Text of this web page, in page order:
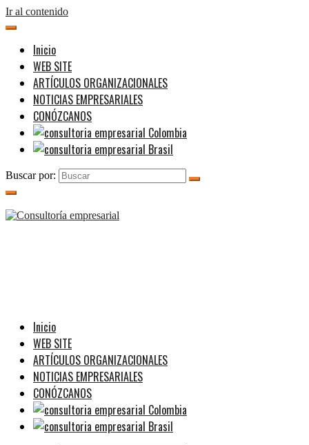
Ir al contenido
Inicio
WEB SITE
ARTÍCULOS ORGANIZACIONALES
NOTICIAS EMPRESARIALES
CONÓZCANOS
Buscar por:
Inicio
WEB SITE
ARTÍCULOS ORGANIZACIONALES
NOTICIAS EMPRESARIALES
CONÓZCANOS